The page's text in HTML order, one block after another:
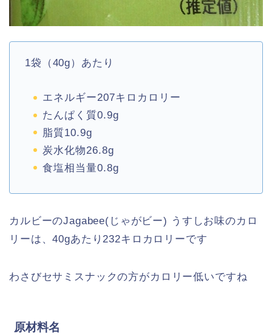
1袋（40g）あたり
エネルギー207キロカロリー
たんぱく質0.9g
脂質10.9g
炭水化物26.8g
食塩相当量0.8g
カルビーのJagabee( じゃがビー) うすしお味のカロ
リーは、40gあたり 232キロカロリーです
わさびセサミスナックの方がカロリー低いですね
原材料名